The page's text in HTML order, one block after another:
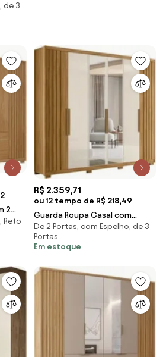
de 3
2
Reto
R$ 2.359,71
ou 12 tempo de R$ 218,49
Guarda Roupa Casal com
Espelho 6 Portas 260cm Gaia
Z17 Freijó/Off Whit
De 2 Portas, com Espelho, de 3
Portas
Em estoque